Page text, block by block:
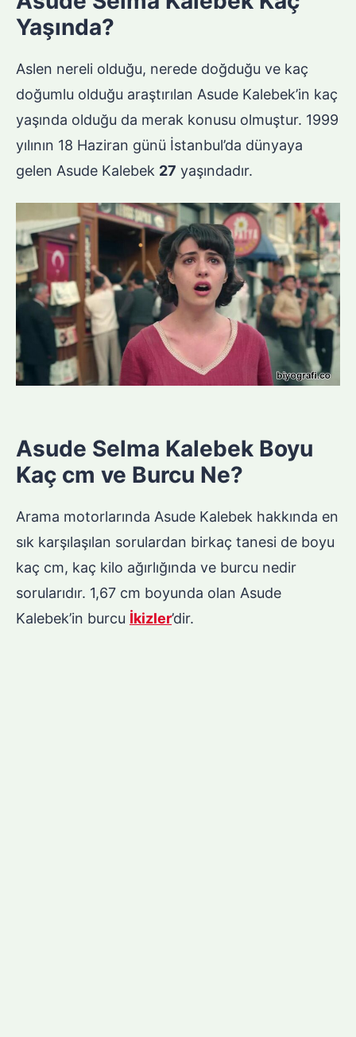
Yaşında?
Aslen nereli olduğu, nerede doğduğu ve kaç
doğumlu olduğu araştırılan Asude Kalebek’in kaç
yaşında olduğu da merak konusu olmuştur. 1999
yılının 18 Haziran günü İstanbul’da dünyaya
gelen Asude Kalebek 27 yaşındadır.
Asude Selma Kalebek Boyu
Kaç cm ve Burcu Ne?
Arama motorlarında Asude Kalebek hakkında en
sık karşılaşılan sorulardan birkaç tanesi de boyu
kaç cm, kaç kilo ağırlığında ve burcu nedir
sorularıdır. 1,67 cm boyunda olan Asude
Kalebek’in burcu İkizler’dir.